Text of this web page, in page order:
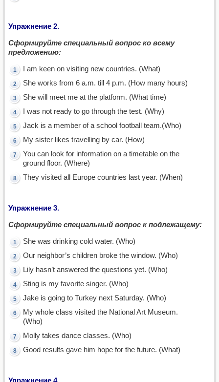
Упражнение 2.
Сформируйте специальный вопрос ко всему
предложению:
I am keen on visiting new countries. (What)
She works from 6 a.m. till 4 p.m. (How many hours)
She will meet me at the platform. (What time)
I was not ready to go through the test. (Why)
Jack is a member of a school football team.(Who)
My sister likes travelling by car. (How)
You can look for information on a timetable on the
ground floor. (Where)
They visited all Europe countries last year. (When)
Упражнение 3.
Сформируйте специальный вопрос к подлежащему:
She was drinking cold water. (Who)
Our neighbor’s children broke the window. (Who)
Lily hasn’t answered the questions yet. (Who)
Sting is my favorite singer. (Who)
Jake is going to Turkey next Saturday. (Who)
My whole class visited the National Art Museum.
(Who)
Molly takes dance classes. (Who)
Good results gave him hope for the future. (What)
Упражнение 4.